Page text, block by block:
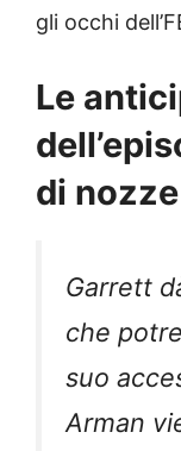
gli occhi
Le
di
Garrett
che
suo
Arman